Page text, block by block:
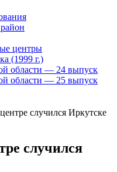
центры
(1999 г.)
области — 24 выпуск
области — 25 выпуск
случился Иркутске
случился